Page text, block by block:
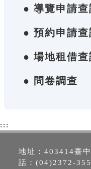
● 導覽申請查
● 預約申請查
● 場地租借查
● 問卷調查
:::
地址：403414臺
話：(04)2372-